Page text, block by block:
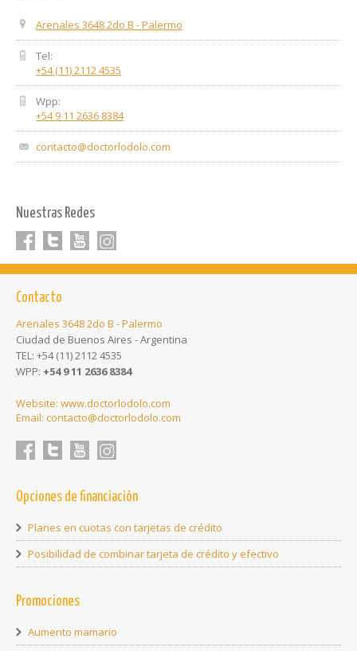
Arenales 3648 2do B - Palermo
Tel:
+54 (11) 2112 4535
Wpp:
+54 9 11 2636 8384
contacto@doctorlodolo.com
Nuestras Redes
Contacto
Arenales 3648 2do B - Palermo
Ciudad de Buenos Aires - Argentina
TEL: +54 (11) 2112 4535
WPP: +54 9 11 2636 8384
Website: www.doctorlodolo.com
Email: contacto@doctorlodolo.com
Opciones de financiación
Planes en cuotas con tarjetas de crédito
Posibilidad de combinar tarjeta de crédito y efectivo
Promociones
Aumento mamario